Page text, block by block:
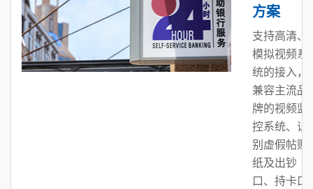
方案
支持高清、
模拟视频系
统的接入，
兼容主流品
牌的视频监
控系统、识
别虚假帖贴
纸及出钞
口、持卡口